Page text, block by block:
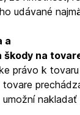
udávané
a
škody na
právo k